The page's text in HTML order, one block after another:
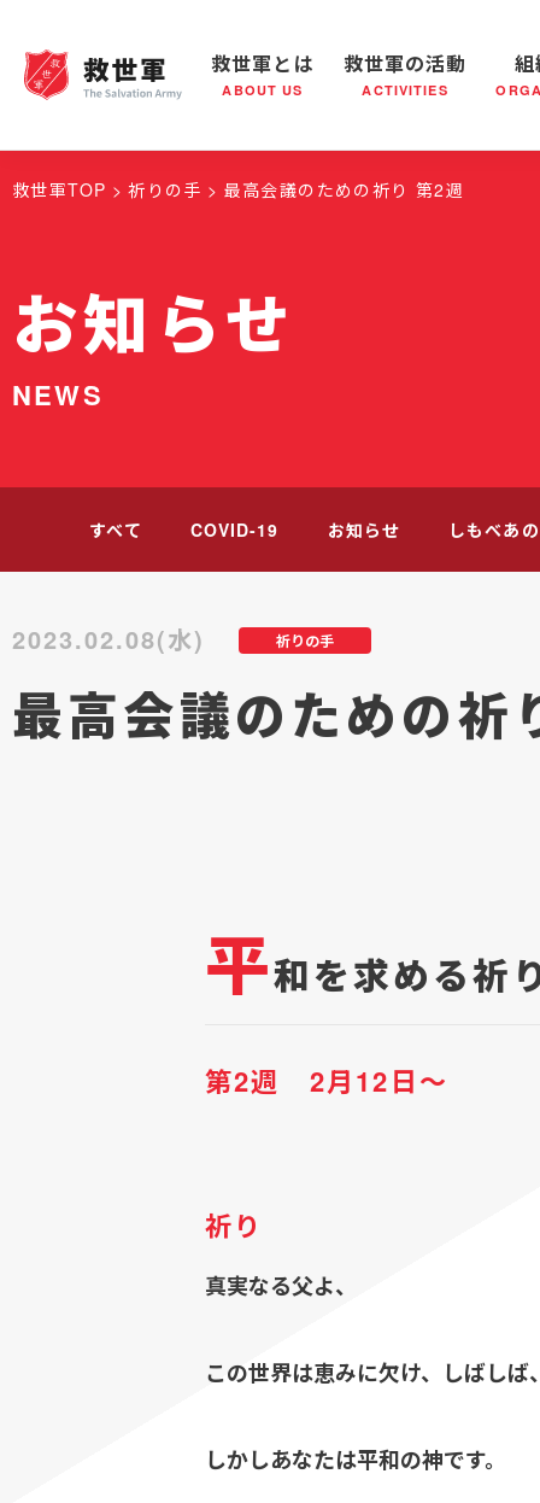
救世軍とは
ABOUT US
救世軍とは 世界が抱えている社会問題 救世軍
救世軍の活動
ACTIVITIES
救世軍の活動 社会鍋
組織概要
救世軍TOP 祈りの手 最高会議のための祈り 第2週
お知らせ
NEWS
すべて COVID-19 お知らせ しもべあ
祈りの手
2023.02.08(水)
最高会議のための祈
平和を求める祈
第2週 2月12日～
祈り
真実なる父よ、
この世界は恵みに欠け、しばしば
しかしあなたは平和の神です。